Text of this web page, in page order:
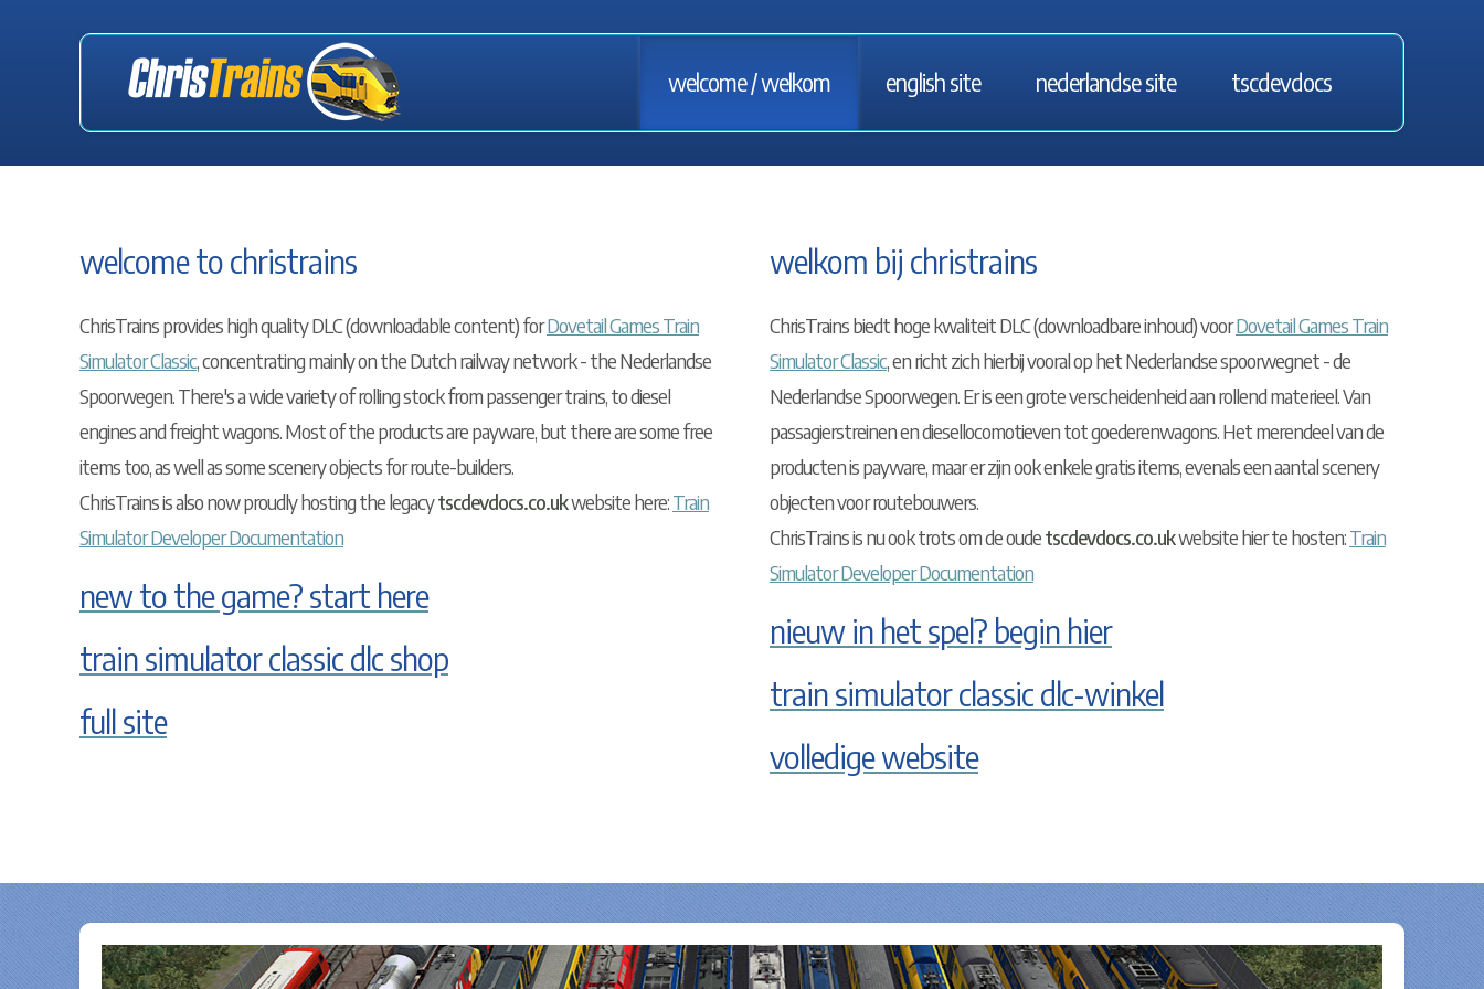
welcome / welkom english site nederlandse site tscdevdocs
welcome to christrains
ChrisTrains provides high quality DLC (downloadable content) forDovetail Games Train
Simulator Classic, concentrating mainly on the Dutch railway network - the Nederlandse
Spoorwegen. There's a wide variety of rolling stock from passenger trains, to diesel
engines and freight wagons. Most of the products are payware, but there are some free
items too, as well as some scenery objects for route-builders.
ChrisTrains is also now proudly hosting the legacytscdevdocs.co.ukwebsite here:Train
Simulator Developer Documentation
new to the game? start here
train simulator classic dlc shop
full site
welkom bij christrains
ChrisTrains biedt hoge kwaliteit DLC (downloadbare inhoud) voorDovetail Games Train
Simulator Classic, en richt zich hierbij vooral op het Nederlandse spoorwegnet - de
Nederlandse Spoorwegen. Er is een grote verscheidenheid aan rollend materieel. Van
passagierstreinen en diesellocomotieven tot goederenwagons. Het merendeel van de
producten is payware, maar er zijn ook enkele gratis items, evenals een aantal scenery
objecten voor routebouwers.
ChrisTrains is nu ook trots om de oudetscdevdocs.co.ukwebsite hier te hosten:Train
Simulator Developer Documentation
nieuw in het spel? begin hier
train simulator classic dlc-winkel
volledige website